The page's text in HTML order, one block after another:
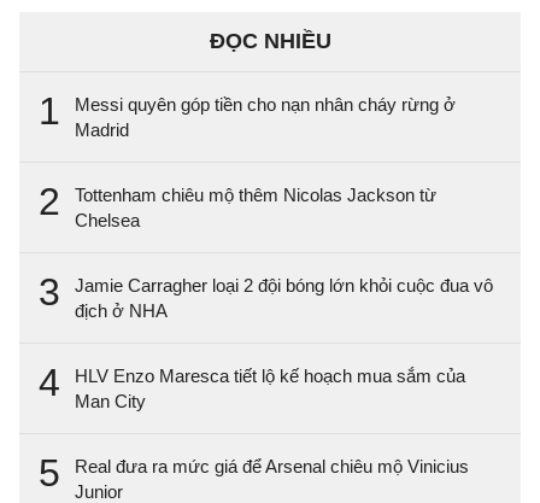
ĐỌC NHIỀU
1
Messi quyên góp tiền cho nạn nhân cháy rừng ở
Madrid
2
Tottenham chiêu mộ thêm Nicolas Jackson từ
Chelsea
3
Jamie Carragher loại 2 đội bóng lớn khỏi cuộc đua vô
địch ở NHA
4
HLV Enzo Maresca tiết lộ kế hoạch mua sắm của
Man City
5
Real đưa ra mức giá để Arsenal chiêu mộ Vinicius
Junior